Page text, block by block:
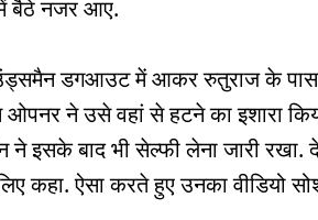
बैठे नजर आए.
डगआउट में आकर रुतुराज के
ने उसे वहां से हटने का इशारा
ने इसके बाद भी सेल्फी लेना जारी
कहा. ऐसा करते हुए उनका वीडियो